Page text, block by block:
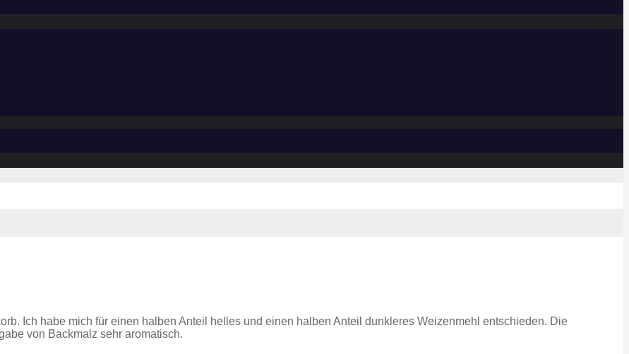
Ich habe mich für einen halben Anteil helles und einen halben Anteil dunkleres Weizenmehl entschieden. Die
von Backmalz sehr aromatisch.